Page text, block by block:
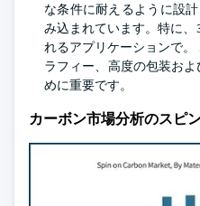
な条件に耐えるように設
み込まれています。特に、
れるアプリケーションで
ラフィー、高度の包装お
めに重要です。
カーボン市場分析のスピ